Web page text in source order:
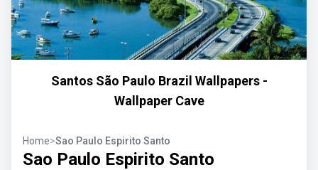
Santos São Paulo Brazil Wallpapers -
Wallpaper Cave
Home>Sao Paulo Espirito Santo
Sao Paulo Espirito Santo